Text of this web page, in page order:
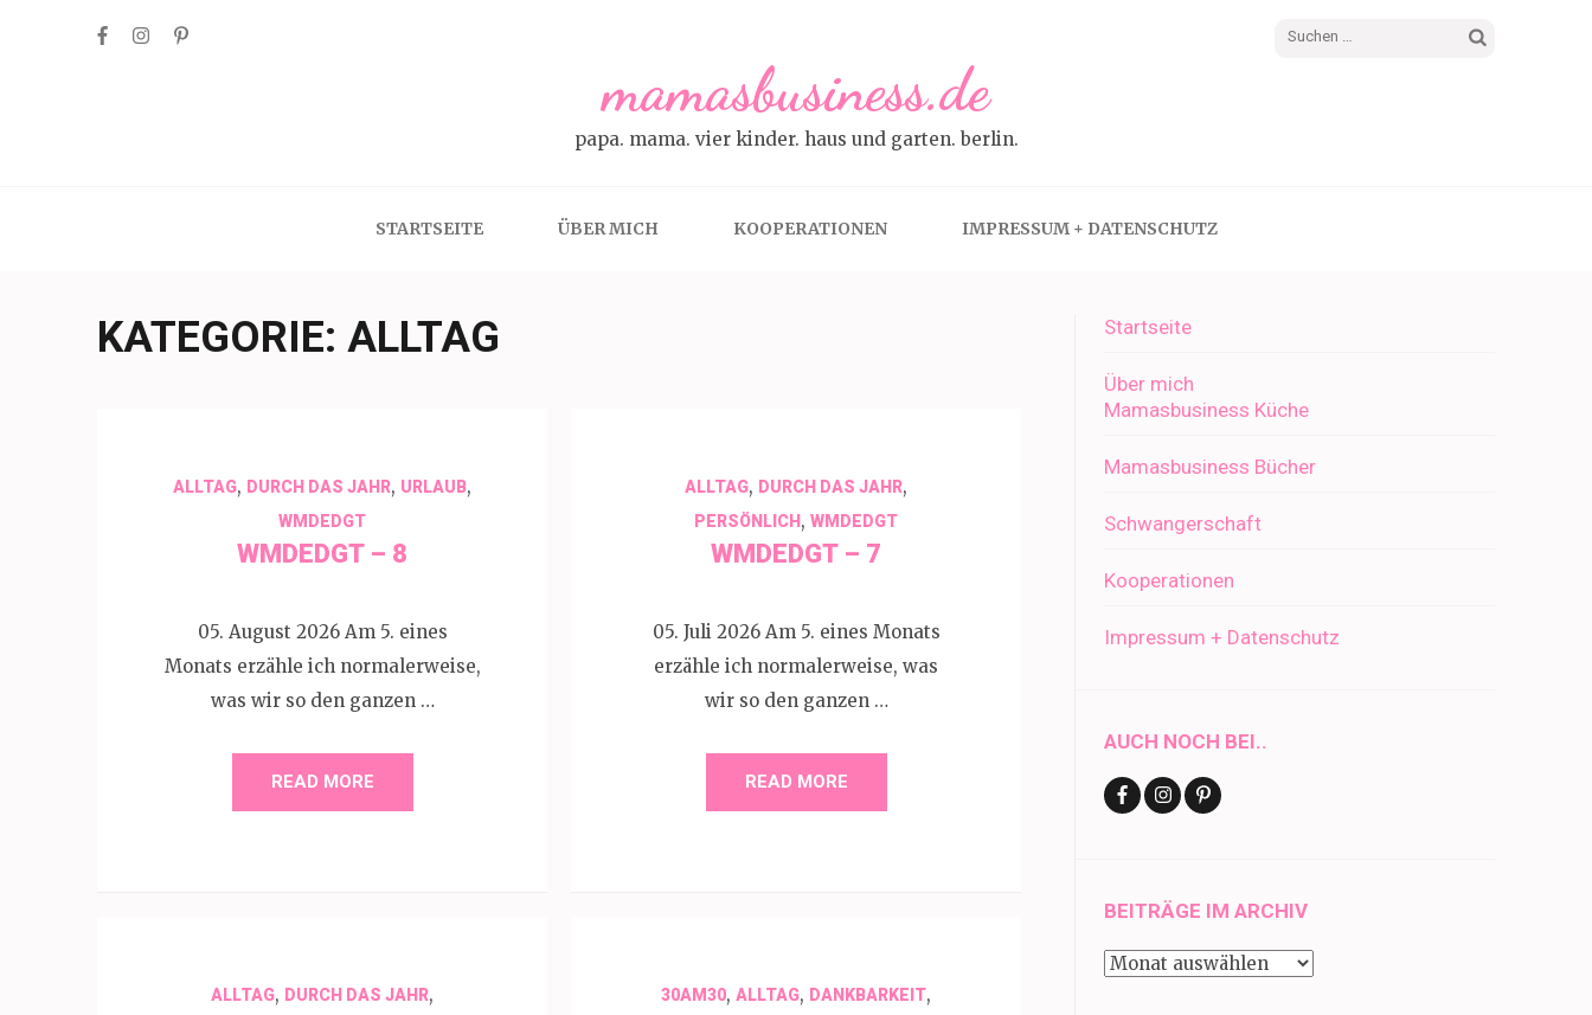
Suchen
mamasbusiness.de
papa. mama. vier kinder. haus und garten. berlin.
STARTSEITE ÜBER MICH KOOPERATIONEN IMPRESSUM + DATENSCHUTZ
KATEGORIE: ALLTAG
ALLTAG, DURCH DAS JAHR, URLAUB,
WMDEDGT
WMDEDGT – 8
05. August 2026 Am 5. eines
Monats erzähle ich normalerweise,
was wir so den ganzen …
READ MORE
ALLTAG, DURCH DAS JAHR,
PERSÖNLICH , WMDEDGT
WMDEDGT – 7
05. Juli 2026 Am 5. eines Monats
erzähle ich normalerweise, was
wir so den ganzen …
READ MORE
ALLTAG, DURCH DAS JAHR, 30AM30, ALLTAG, DANKBARKEIT,
Startseite
Über mich
Mamasbusiness Küche
Mamasbusiness Bücher
Schwangerschaft
Kooperationen
Impressum + Datenschutz
AUCH NOCH BEI..
BEITRÄGE IM ARCHIV
Beiträge